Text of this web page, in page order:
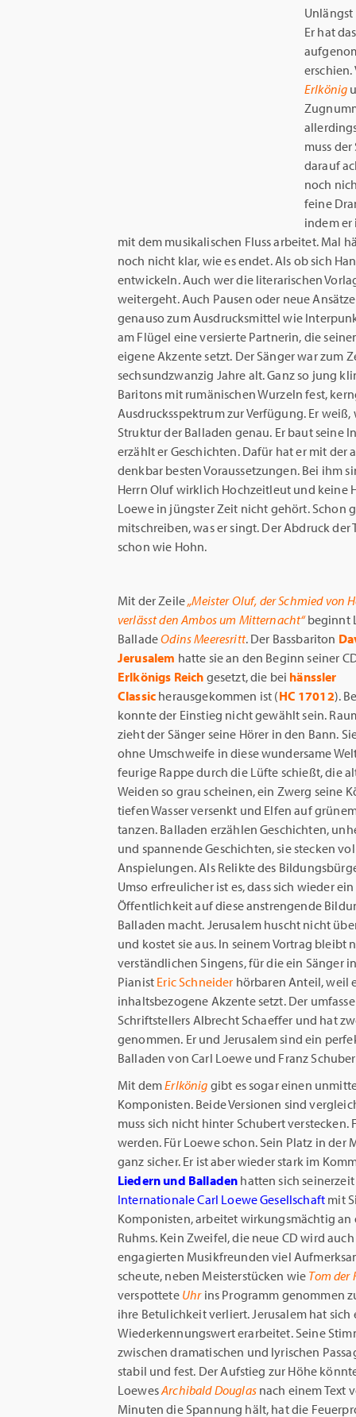
Er hat
Erlkönig
muss
darauf
noch
feine
indem er
mit dem musikalischen Fluss arbeitet. Mal
noch nicht klar, wie es endet. Als ob sich
entwickeln. Auch wer die literarischen
weitergeht. Auch Pausen oder neue
genauso zum Ausdrucksmittel wie
am Flügel eine versierte Partnerin, die
eigene Akzente setzt. Der Sänger war zum
sechsundzwanzig Jahre alt. Ganz so jung
Baritons mit rumänischen Wurzeln fest,
Ausdrucksspektrum zur Verfügung. Er
Struktur der Balladen genau. Er baut seine
erzählt er Geschichten. Dafür hat er mit
denkbar besten Voraussetzungen. Bei ihm
Herrn Oluf wirklich Hochzeitleut und keine
Loewe in jüngster Zeit nicht gehört. Schon
mitschreiben, was er singt. Der Abdruck
schon wie Hohn.
Mit der Zeile„Meister Oluf, der Schmied von
verlässt den Ambos um Mitternacht“ beginnt
BalladeOdins Meeresritt. Der Bassbariton
Jerusalem hatte sie an den Beginn seiner
Erlkönigs Reich gesetzt, die bei hänssler
Classic herausgekommen ist (HC 17012).
konnte der Einstieg nicht gewählt sein.
zieht der Sänger seine Hörer in den Bann.
ohne Umschweife in diese wundersame
feurige Rappe durch die Lüfte schießt, die
Weiden so grau scheinen, ein Zwerg seine
tiefen Wasser versenkt und Elfen auf
tanzen. Balladen erzählen Geschichten,
und spannende Geschichten, sie stecken
Anspielungen. Als Relikte des
Umso erfreulicher ist es, dass sich wieder
Öffentlichkeit auf diese anstrengende
Balladen macht. Jerusalem huscht nicht
und kostet sie aus. In seinem Vortrag bleibt
verständlichen Singens, für die ein Sänger
Pianist Eric Schneider hörbaren Anteil, weil
inhaltsbezogene Akzente setzt. Der
Schriftstellers Albrecht Schaeffer und hat
genommen. Er und Jerusalem sind ein
Balladen von Carl Loewe und Franz
Mit demErlkönig gibt es sogar einen
Komponisten. Beide Versionen sind
muss sich nicht hinter Schubert
werden. Für Loewe schon. Sein Platz in
ganz sicher. Er ist aber wieder stark im
Liedern und Balladen hatten sich
Internationale Carl Loewe Gesellschaft mit
Komponisten, arbeitet wirkungsmächtig an
Ruhms. Kein Zweifel, die neue CD wird
engagierten Musikfreunden viel
scheute, neben Meisterstücken wie Tom der
verspottete Uhrins Programm genommen
ihre Betulichkeit verliert. Jerusalem hat sich
Wiederkennungswert erarbeitet. Seine
zwischen dramatischen und lyrischen
stabil und fest. Der Aufstieg zur Höhe
LoewesArchibald Douglasnach einem Text
Minuten die Spannung hält, hat die